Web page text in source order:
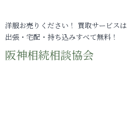
洋服お売りください！ 買取サービスは
出張・宅配・持ち込みすべて無料！
阪神相続相談協会